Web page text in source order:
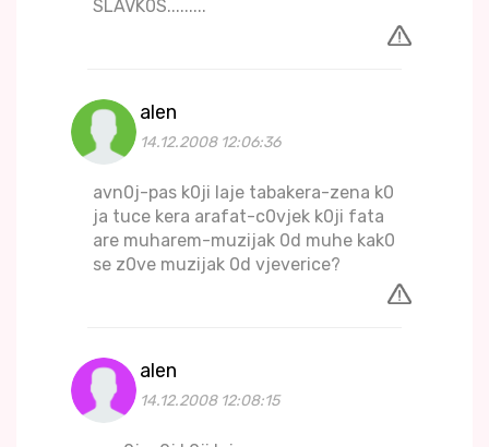
SLAVK0S.........
alen
14.12.2008 12:06:36
avn0j-pas k0ji laje tabakera-zena k0
ja tuce kera arafat-c0vjek k0ji fata
are muharem-muzijak 0d muhe kak0
se z0ve muzijak 0d vjeverice?
alen
14.12.2008 12:08:15